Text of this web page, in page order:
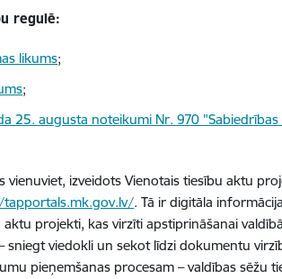
regulē:
likums;
;
25. augusta noteikumi Nr. 970
vienuviet, izveidots Vienotais tiesību aktu
.Tā ir digitāla
projekti, kas virzīti apstiprināšanai
sniegt viedokli un sekot līdzi dokumentu
pieņemšanas procesam – valdības sēžu